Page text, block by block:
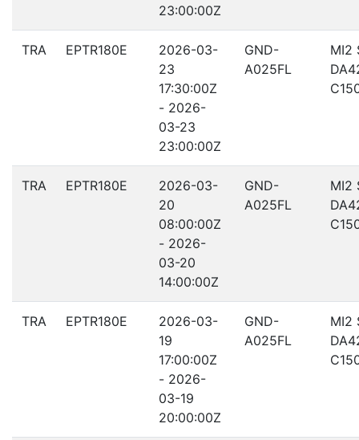
23:00:00Z
TRA EPTR180E
2026-03-
23
17:30:00Z
- 2026-
03-23
23:00:00Z
GND-
A025FL
MI2
TRA EPTR180E
2026-03-
20
08:00:00Z
- 2026-
03-20
14:00:00Z
GND-
A025FL
MI2
TRA EPTR180E
2026-03-
19
17:00:00Z
- 2026-
03-19
20:00:00Z
GND-
A025FL
MI2